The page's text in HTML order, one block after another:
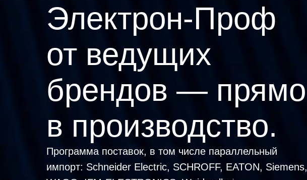
Электрон-Проф
от ведущих
брендов — прямо
в производство.
Программа поставок, в том числе параллельный
импорт: Schneider Electric, SCHROFF, EATON, Siemens,